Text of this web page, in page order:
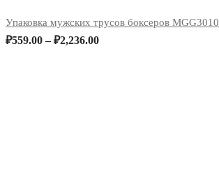
Упаковка мужских трусов боксеров MGG3010
₽559.00–₽2,236.00